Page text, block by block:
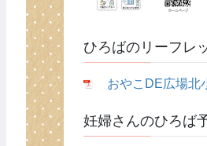
ひろばのリーフレ
おやこDE広場北
妊婦さんのひろば